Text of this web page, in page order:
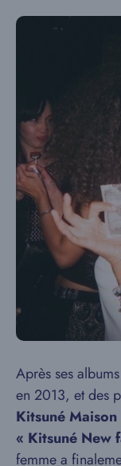
Après ses albums
en 2013, et des
Kitsuné Maison
« Kitsuné New
femme a